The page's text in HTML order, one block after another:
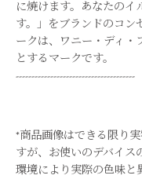
に焼けます。あなたのイ
す。」をブランドのコン
ークは、ワニー・ディ・
とするマークです。
--------------------------------------
*商品画像はできる限り
すが、お使いのデバイス
環境により実際の色味と